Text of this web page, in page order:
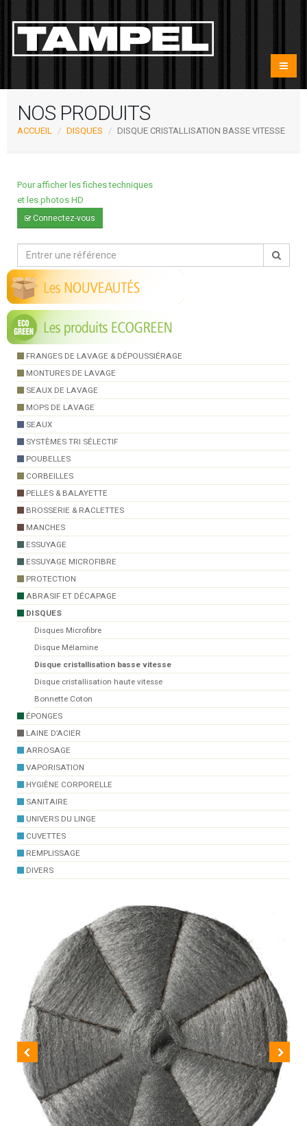
NOS PRODUITS
ACCUEIL DISQUES DISQUE CRISTALLISATION BASSE VITESSE
Pour afficher les fiches techniques
et les photos HD
Connectez-vous
FRANGES DE LAVAGE & DÉPOUSSIÉRAGE
MONTURES DE LAVAGE
SEAUX DE LAVAGE
MOPS DE LAVAGE
SEAUX
SYSTÈMES TRI SÉLECTIF
POUBELLES
CORBEILLES
PELLES & BALAYETTE
BROSSERIE & RACLETTES
MANCHES
ESSUYAGE
ESSUYAGE MICROFIBRE
PROTECTION
ABRASIF ET DÉCAPAGE
DISQUES
Disques Microfibre
Disque Mélamine
Disque cristallisation basse vitesse
Disque cristallisation haute vitesse
Bonnette Coton
ÉPONGES
LAINE D’ACIER
ARROSAGE
VAPORISATION
HYGIÈNE CORPORELLE
SANITAIRE
UNIVERS DU LINGE
CUVETTES
REMPLISSAGE
DIVERS